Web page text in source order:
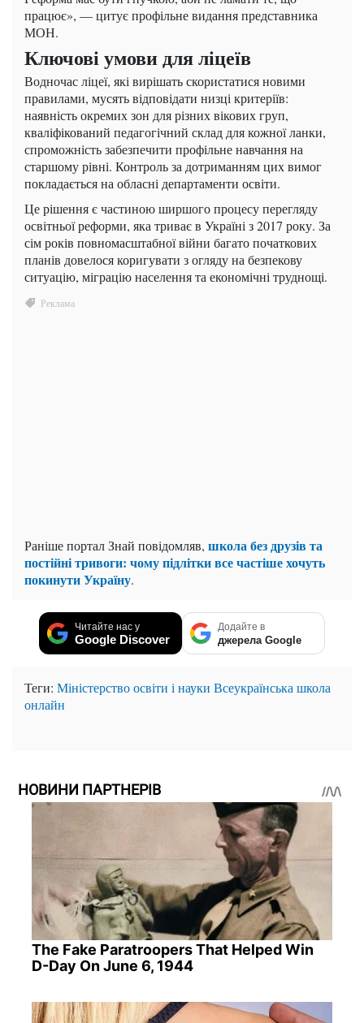
працює», — цитує профільне видання представника
МОН.
Ключові умови для ліцеїв
Водночас ліцеї, які вирішать скористатися новими
правилами, мусять відповідати низці критеріїв:
наявність окремих зон для різних вікових груп,
кваліфікований педагогічний склад для кожної ланки,
спроможність забезпечити профільне навчання на
старшому рівні. Контроль за дотриманням цих вимог
покладається на обласні департаменти освіти.
Це рішення є частиною ширшого процесу перегляду
освітньої реформи, яка триває в Україні з 2017 року. За
сім років повномасштабної війни багато початкових
планів довелося коригувати з огляду на безпекову
ситуацію, міграцію населення та економічні труднощі.
Раніше портал Знай повідомляв, школа без друзів та
постійні тривоги: чому підлітки все частіше хочуть
покинути Україну.
Читайте нас у
Google Discover
Додайте в
джерела Google
Теги: Міністерство освіти і науки Всеукраїнська школа
онлайн
НОВИНИ ПАРТНЕРІВ
The Fake Paratroopers That Helped Win
D-Day On June 6, 1944